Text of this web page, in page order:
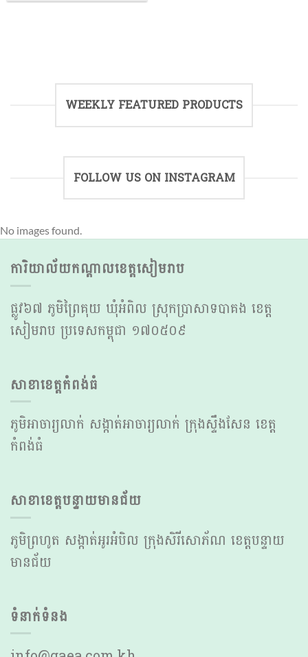
WEEKLY FEATURED PRODUCTS
FOLLOW US ON INSTAGRAM
No images found.
ការិយាល័យកណ្ដាលខេត្តសៀមរាប
ផ្លូវ៦៧ ភូមិព្រៃគុយ ឃុំអំពិល ស្រុកប្រាសាទបាគង ខេត្ត
សៀមរាប ប្រទេសកម្ពុជា ១៧០៥០៩
សាខាខេត្ដកំពង់ធំ
ភូមិ​​អាចារ្យ​លាក់ សង្កាត់​អាចារ្យ​លាក់ ក្រុង​ស្ទឹងសែន ខេត្ត
កំពង់ធំ
សាខាខេត្ដបន្ទាយមានជ័យ
ភូមិ​ព្រហូត សង្កាត់​អូរ​អំបិល ក្រុង​សិរីសោភ័ណ ខេត្ត​បន្ទាយ
មានជ័យ
ទំនាក់ទំនង